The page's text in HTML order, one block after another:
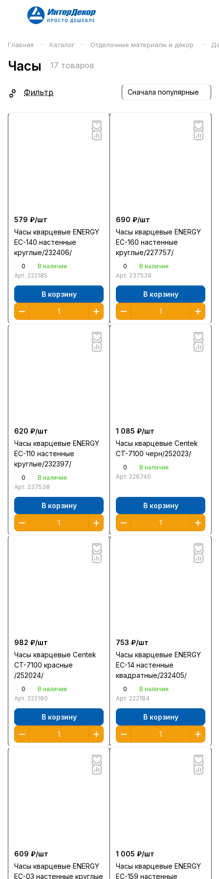
Главная – Каталог – Отделочные материалы и декор –
Часы 17 товаров
Фильтр Сначала популярные
579 ₽/шт
Часы кварцевые ENERGY
EC-140 настенные
круглые/232406/
0
В наличии
Арт. 222185
В корзину
690 ₽/шт
Часы кварцевые ENERGY
EC-160 настенные
круглые/227757/
0
В наличии
Арт. 237539
В корзину
620 ₽/шт
Часы кварцевые ENERGY
EC-110 настенные
круглые/232397/
0
В наличии
Арт. 237538
В корзину
1 085 ₽/шт
Часы кварцевые Centek
CT-7100 черн/252023/
0
В наличии
Арт. 226740
В корзину
982 ₽/шт
Часы кварцевые Centek
CT-7100 красные
/252024/
0
В наличии
Арт. 222180
В корзину
753 ₽/шт
Часы кварцевые ENERGY
EC-14 настенные
квадратные/232405/
0
В наличии
Арт. 222184
В корзину
609 ₽/шт
Часы кварцевые ENERGY
EC-03 настенные круглые
1 005 ₽/шт
Часы кварцевые ENERGY
EC-159 настенные